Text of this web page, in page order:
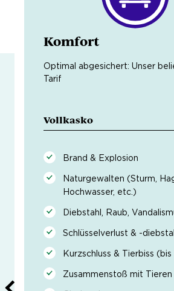
Komfort
Optimal abgesichert: Unser
Tarif
Vollkasko
Brand & Explosion
Naturgewalten (Sturm,
Hochwasser, etc.)
Diebstahl, Raub,
Schlüsselverlust & -
Kurzschluss & Tierbiss
Zusammenstoß mit Tieren